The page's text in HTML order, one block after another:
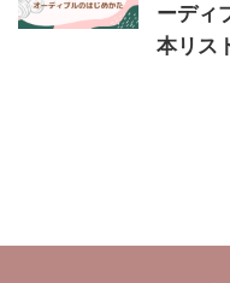
ーディ
本リス